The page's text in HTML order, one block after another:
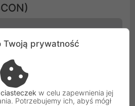
Twoją prywatność
ciasteczek w celu zapewnienia jej
Potrzebujemy ich, abyś mógł